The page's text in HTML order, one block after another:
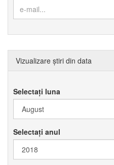
Vizualizare știri din data
Selectați luna
Selectați anul